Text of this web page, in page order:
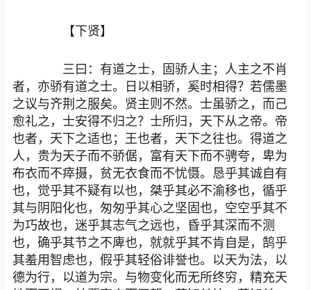
【下贤】
三曰：有道之士，固骄人主；人主之不肖
者，亦骄有道之士。日以相骄，奚时相得？若儒墨
之议与齐荆之服矣。贤主则不然。士虽骄之，而己
愈礼之，士安得不归之？士所归，天下从之帝。帝
也者，天下之适也；王也者，天下之往也。得道之
人，贵为天子而不骄倨，富有天下而不骋夸，卑为
布衣而不瘁摄，贫无衣食而不忧慑。恳乎其诚自有
也，觉乎其不疑有以也，桀乎其必不渝移也，循乎
其与阴阳化也，匆匆乎其心之坚固也，空空乎其不
为巧故也，迷乎其志气之远也，昏乎其深而不测
也，确乎其节之不庳也，就就乎其不肯自是，鹄乎
其羞用智虑也，假乎其轻俗诽誉也。以天为法，以
德为行，以道为宗。与物变化而无所终穷，精充天